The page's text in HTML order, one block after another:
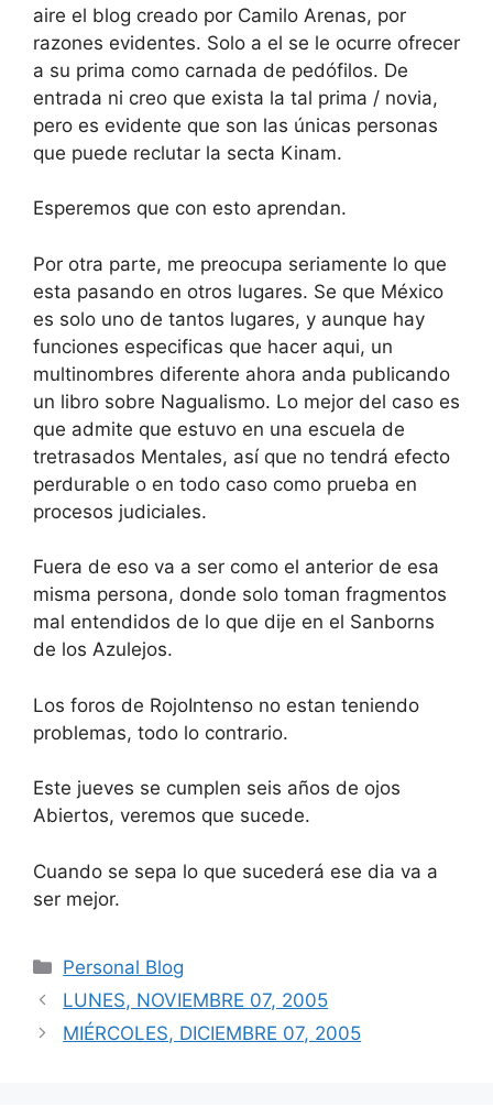
aire el blog creado por Camilo Arenas, por
razones evidentes. Solo a el se le ocurre ofrecer
a su prima como carnada de pedófilos. De
entrada ni creo que exista la tal prima / novia,
pero es evidente que son las únicas personas
que puede reclutar la secta Kinam.
Esperemos que con esto aprendan.
Por otra parte, me preocupa seriamente lo que
esta pasando en otros lugares. Se que México
es solo uno de tantos lugares, y aunque hay
funciones especificas que hacer aqui, un
multinombres diferente ahora anda publicando
un libro sobre Nagualismo. Lo mejor del caso es
que admite que estuvo en una escuela de
tretrasados Mentales, así que no tendrá efecto
perdurable o en todo caso como prueba en
procesos judiciales.
Fuera de eso va a ser como el anterior de esa
misma persona, donde solo toman fragmentos
mal entendidos de lo que dije en el Sanborns
de los Azulejos.
Los foros de RojoIntenso no estan teniendo
problemas, todo lo contrario.
Este jueves se cumplen seis años de ojos
Abiertos, veremos que sucede.
Cuando se sepa lo que sucederá ese dia va a
ser mejor.
Categorías
Personal Blog
LUNES, NOVIEMBRE 07, 2005
MIÉRCOLES, DICIEMBRE 07, 2005